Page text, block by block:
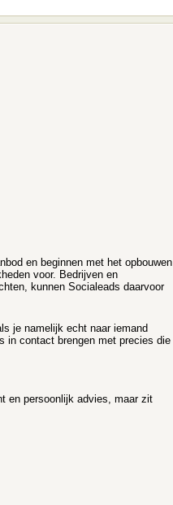
en beginnen met het opbouwen
voor. Bedrijven en
kunnen Socialeads daarvoor
je namelijk echt naar iemand
in contact brengen met precies die
en persoonlijk advies, maar zit